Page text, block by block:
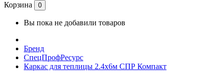
Корзина 0
Вы пока не добавили товаров
Бренд
СпецПрофРесурс
Каркас для теплицы 2.4х6м СПР Компакт